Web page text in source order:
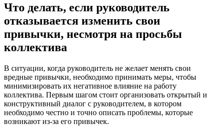
Что делать, если руководитель
отказывается изменить свои
привычки, несмотря на просьбы
коллектива
В ситуации, когда руководитель не желает менять свои
вредные привычки, необходимо принимать меры, чтобы
минимизировать их негативное влияние на работу
коллектива. Первым шагом стоит организовать открытый и
конструктивный диалог с руководителем, в котором
необходимо честно и точно описать проблемы, которые
возникают из-за его привычек.